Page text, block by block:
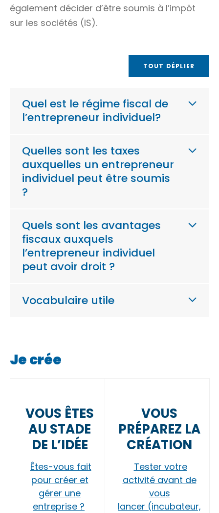
également décider d’être soumis à l’impôt
sur les sociétés (IS).
TOUT DÉPLIER
Quel est le régime fiscal de
l’entrepreneur individuel?
Quelles sont les taxes
auxquelles un entrepreneur
individuel peut être soumis
?
Quels sont les avantages
fiscaux auxquels
l’entrepreneur individuel
peut avoir droit ?
Vocabulaire utile
Je crée
VOUS ÊTES
AU STADE
DE L’IDÉE
Êtes-vous fait
pour créer et
gérer une
entreprise ?
VOUS
PRÉPAREZ LA
CRÉATION
Tester votre
activité avant de
vous
lancer (incubateur,